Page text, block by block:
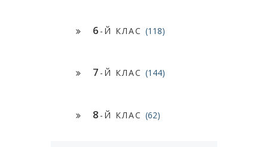
6 -Й КЛАС (118)
7 -Й КЛАС (144)
8 -Й КЛАС (62)